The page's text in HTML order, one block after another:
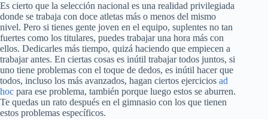
Es cierto que la selección nacional es una realidad privilegiada
donde se trabaja con doce atletas más o menos del mismo
nivel. Pero si tienes gente joven en el equipo, suplentes no tan
fuertes como los titulares, puedes trabajar una hora más con
ellos. Dedicarles más tiempo, quizá haciendo que empiecen a
trabajar antes. En ciertas cosas es inútil trabajar todos juntos, si
uno tiene problemas con el toque de dedos, es inútil hacer que
todos, incluso los más avanzados, hagan ciertos ejercicios ad
hoc para ese problema, también porque luego estos se aburren.
Te quedas un rato después en el gimnasio con los que tienen
estos problemas específicos.